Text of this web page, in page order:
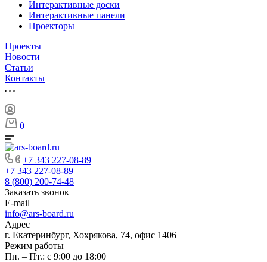
Интерактивные доски
Интерактивные панели
Проекторы
Проекты
Новости
Статьи
Контакты
0
+7 343 227-08-89
+7 343 227-08-89
8 (800) 200-74-48
Заказать звонок
E-mail
info@ars-board.ru
Адрес
г. Екатеринбург, Хохрякова, 74, офис 1406
Режим работы
Пн. – Пт.: с 9:00 до 18:00